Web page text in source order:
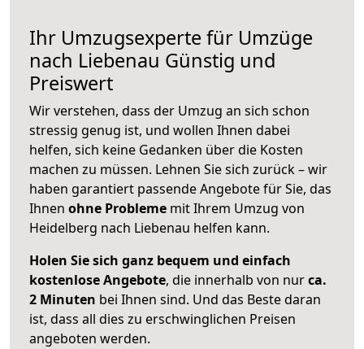
Ihr Umzugsexperte für Umzüge
nach Liebenau Günstig und
Preiswert
Wir verstehen, dass der Umzug an sich schon
stressig genug ist, und wollen Ihnen dabei
helfen, sich keine Gedanken über die Kosten
machen zu müssen. Lehnen Sie sich zurück – wir
haben garantiert passende Angebote für Sie, das
Ihnen ohne Probleme mit Ihrem Umzug von
Heidelberg nach Liebenau helfen kann.
Holen Sie sich ganz bequem und einfach
kostenlose Angebote, die innerhalb von nurca.
2 Minuten bei Ihnen sind. Und das Beste daran
ist, dass all dies zu erschwinglichen Preisen
angeboten werden.